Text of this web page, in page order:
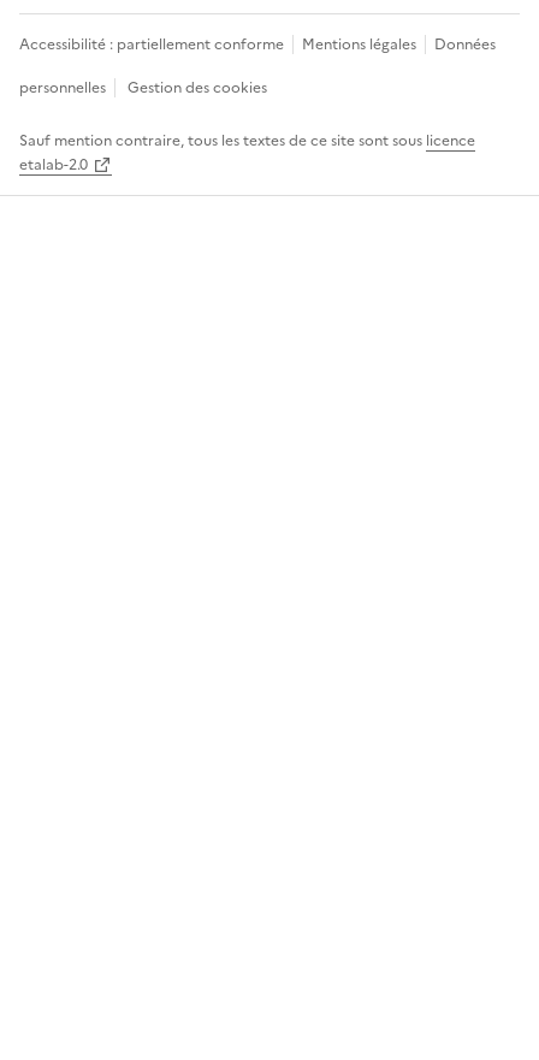
Accessibilité : partiellement conforme Mentions légales
Données
personnelles
Gestion des cookies
Sauf mention contraire, tous les textes de ce site sont sous licence
etalab-2.0